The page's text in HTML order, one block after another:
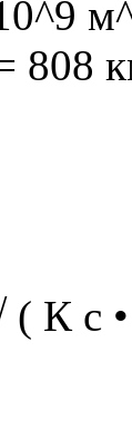
808
( К с